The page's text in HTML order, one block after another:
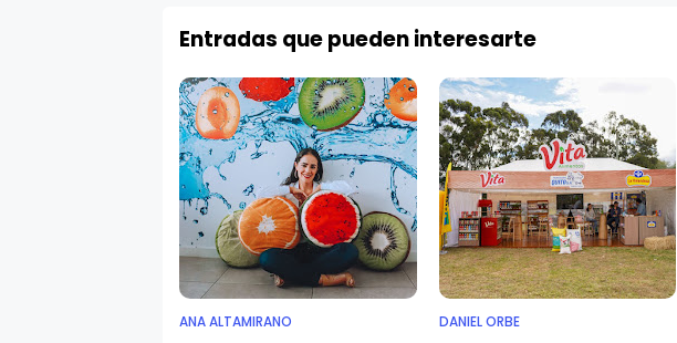
Entradas que pueden interesarte
ANA ALTAMIRANO DANIEL ORBE